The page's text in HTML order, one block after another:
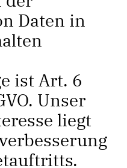
Daten in
ist Art. 6
Unser
liegt